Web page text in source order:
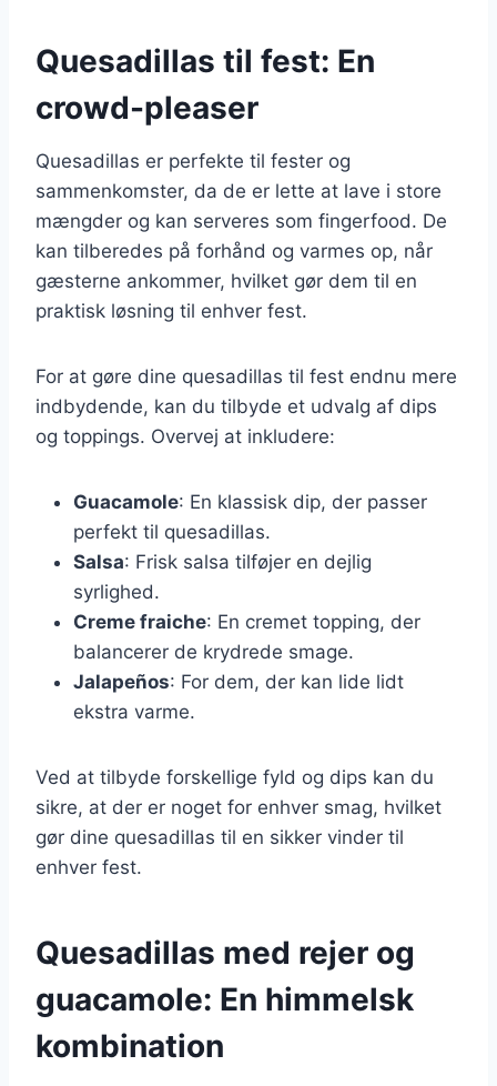
Quesadillas til fest: En
crowd-pleaser
Quesadillas er perfekte til fester og
sammenkomster, da de er lette at lave i store
mængder og kan serveres som fingerfood. De
kan tilberedes på forhånd og varmes op, når
gæsterne ankommer, hvilket gør dem til en
praktisk løsning til enhver fest.
For at gøre dine quesadillas til fest endnu mere
indbydende, kan du tilbyde et udvalg af dips
og toppings. Overvej at inkludere:
Guacamole: En klassisk dip, der passer
perfekt til quesadillas.
Salsa: Frisk salsa tilføjer en dejlig
syrlighed.
Creme fraiche: En cremet topping, der
balancerer de krydrede smage.
Jalapeños: For dem, der kan lide lidt
ekstra varme.
Ved at tilbyde forskellige fyld og dips kan du
sikre, at der er noget for enhver smag, hvilket
gør dine quesadillas til en sikker vinder til
enhver fest.
Quesadillas med rejer og
guacamole: En himmelsk
kombination